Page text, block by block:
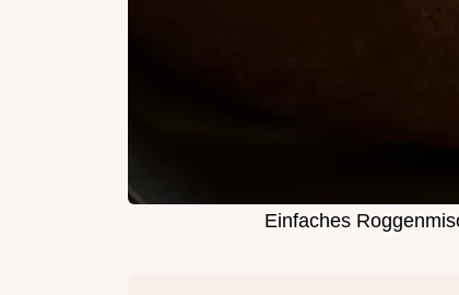
Einfaches